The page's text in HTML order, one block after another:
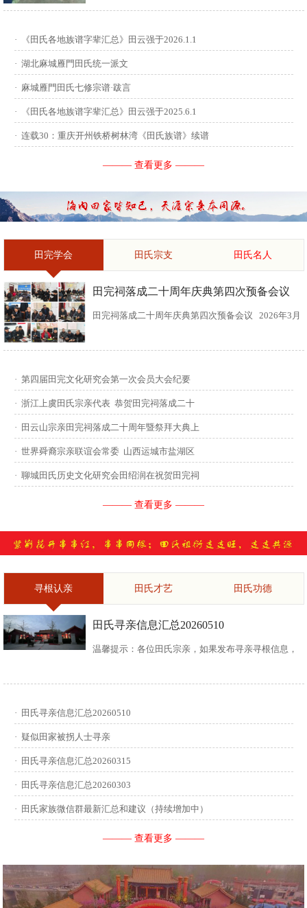
· 《田氏各地族谱字辈汇总》田云强于2026.1.1
· 湖北麻城雁門田氏统一派文
· 麻城雁門田氏七修宗谱·跋言
· 《田氏各地族谱字辈汇总》田云强于2025.6.1
· 连载30：重庆开州铁桥树林湾《田氏族谱》续谱
——— 查看更多 ———
田完学会 田氏宗支 田氏名人
田完祠落成二十周年庆典第四次预备会议
田完祠落成二十周年庆典第四次预备会议 2026年3月
祖”第四次预备会议。 常务副会长田传灿宗亲主持会
议...
· 第四届田完文化研究会第一次会员大会纪要
· 浙江上虞田氏宗亲代表 恭贺田完祠落成二十
· 田云山宗亲田完祠落成二十周年暨祭拜大典上
· 世界舜裔宗亲联谊会常委 山西运城市盐湖区
· 聊城田氏历史文化研究会田绍润在祝贺田完祠
——— 查看更多 ———
寻根认亲 田氏才艺 田氏功德
田氏寻亲信息汇总20260510
温馨提示：各位田氏宗亲，如果发布寻亲寻根信息，
讳，迁居前字辈和迁居后历次新续的字辈，分迁族人
迁居地，因何原因迁居等。最后别忘了留下联系人和
联系方式。 没有家谱的问问族中老年人口耳相传的信
息有哪些，有家谱请把家谱中的信息简...
· 田氏寻亲信息汇总20260510
· 疑似田家被拐人士寻亲
· 田氏寻亲信息汇总20260315
· 田氏寻亲信息汇总20260303
· 田氏家族微信群最新汇总和建议（持续增加中）
——— 查看更多 ———